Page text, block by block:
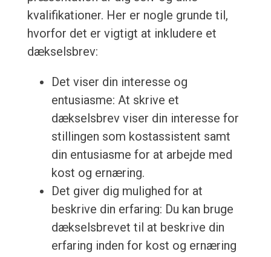
kvalifikationer. Her er nogle grunde til,
hvorfor det er vigtigt at inkludere et
dækselsbrev:
Det viser din interesse og
entusiasme: At skrive et
dækselsbrev viser din interesse for
stillingen som kostassistent samt
din entusiasme for at arbejde med
kost og ernæring.
Det giver dig mulighed for at
beskrive din erfaring: Du kan bruge
dækselsbrevet til at beskrive din
erfaring inden for kost og ernæring